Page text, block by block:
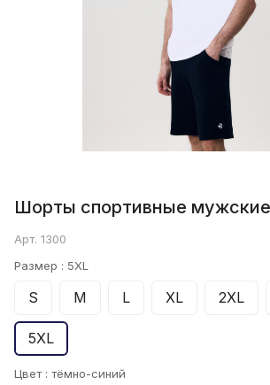
Шорты спортивные
Арт. 1300
Размер : 5XL
S M L XL 2XL
5XL
Цвет : тёмно-синий